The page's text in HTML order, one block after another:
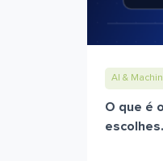
AI &
O que é